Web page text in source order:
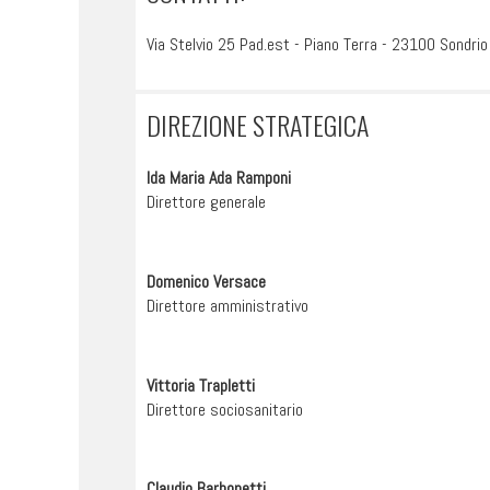
Via Stelvio 25 Pad.est - Piano Terra - 23100 Sondrio
DIREZIONE STRATEGICA
Ida Maria Ada Ramponi
Direttore generale
Domenico Versace
Direttore amministrativo
Vittoria Trapletti
Direttore sociosanitario